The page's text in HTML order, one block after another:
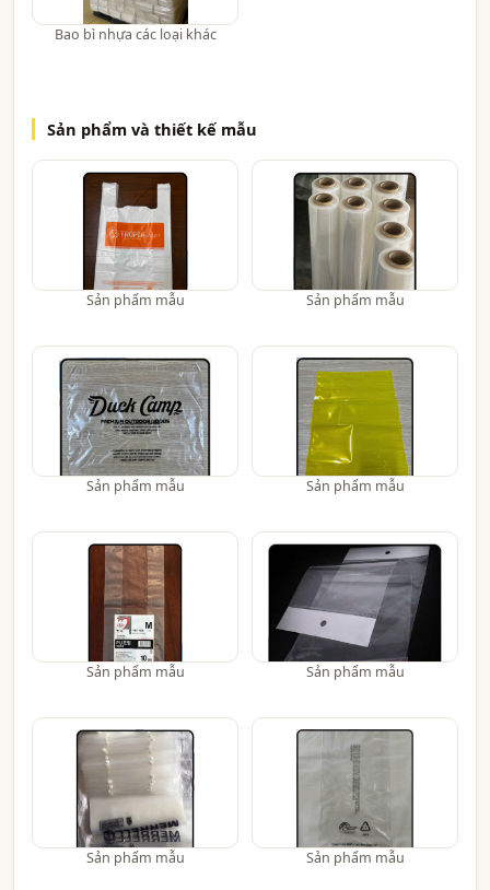
Bao bì nhựa các loại khác
Sản phẩm và thiết kế mẫu
Sản phẩm mẫu Sản phẩm mẫu
Sản phẩm mẫu Sản phẩm mẫu
Sản phẩm mẫu Sản phẩm mẫu
Sản phẩm mẫu Sản phẩm mẫu